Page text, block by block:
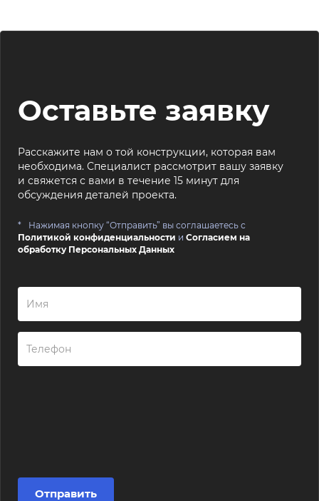
Оставьте заявку
Расскажите нам о той конструкции, которая вам
необходима. Специалист рассмотрит вашу заявку
и свяжется с вами в течение 15 минут для
обсуждения деталей проекта.
Нажимая кнопку “Отправить” вы соглашаетесь с
Политикой конфиденциальности и Согласием на
обработку Персональных Данных
Отправить